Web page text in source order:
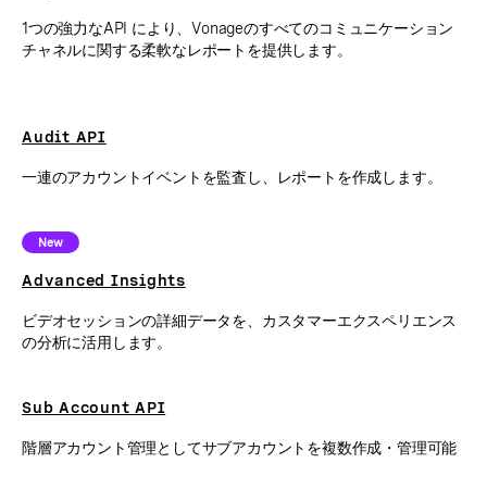
1つの強力なAPI により、Vonageのすべてのコミュニケーション
チャネルに関する柔軟なレポートを提供します。
Audit API
一連のアカウントイベントを監査し、レポートを作成します。
New
Advanced Insights
ビデオセッションの詳細データを、カスタマーエクスペリエンス
の分析に活用します。
Sub Account API
階層アカウント管理としてサブアカウントを複数作成・管理可能